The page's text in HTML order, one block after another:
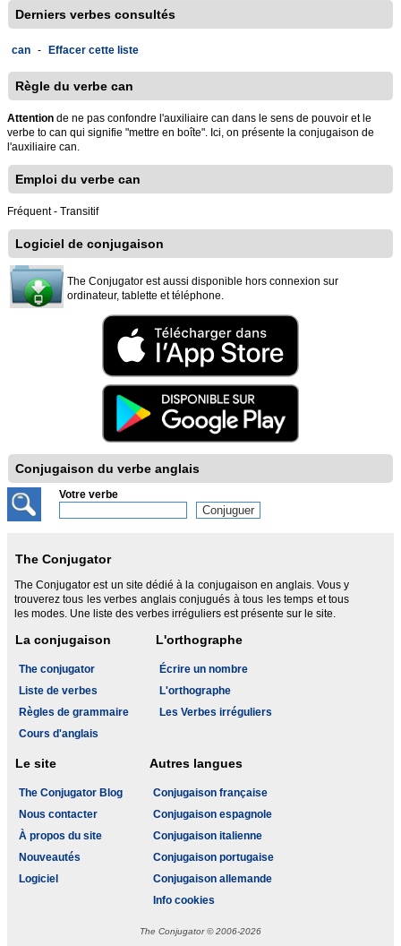
Derniers verbes consultés
can - Effacer cette liste
Règle du verbe can
Attention de ne pas confondre l'auxiliaire can dans le sens de pouvoir et le
verbe to can qui signifie "mettre en boîte". Ici, on présente la conjugaison de
l'auxiliaire can.
Emploi du verbe can
Fréquent - Transitif
Logiciel de conjugaison
The Conjugator est aussi disponible hors connexion sur
ordinateur, tablette et téléphone.
Conjugaison du verbe anglais
Votre verbe
The Conjugator
The Conjugator est un site dédié à la conjugaison en anglais. Vous y
trouverez tous les verbes anglais conjugués à tous les temps et tous
les modes. Une liste des verbes irréguliers est présente sur le site.
La conjugaison
The conjugator
Liste de verbes
Règles de grammaire
Cours d'anglais
L'orthographe
Écrire un nombre
L'orthographe
Les Verbes irréguliers
Le site
The Conjugator Blog
Nous contacter
À propos du site
Nouveautés
Logiciel
Autres langues
Conjugaison française
Conjugaison espagnole
Conjugaison italienne
Conjugaison portugaise
Conjugaison allemande
Info cookies
The Conjugator © 2006-2026